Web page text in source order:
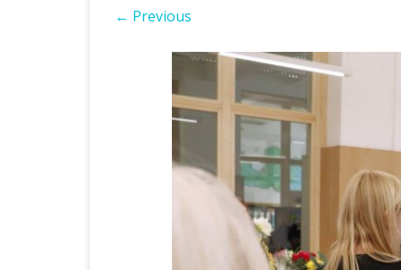
← Previous